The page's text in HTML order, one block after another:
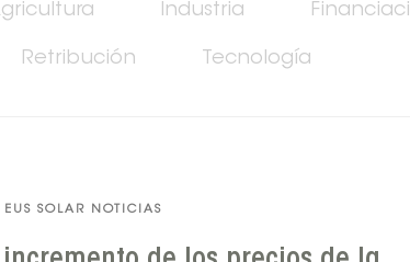
Industria
Retribución Tecnología
EUS SOLAR NOTICIAS